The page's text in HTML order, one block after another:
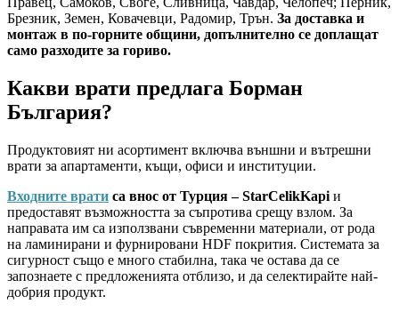
Брезник, Земен, Ковачевци, Радомир, Трън. За доставка и
монтаж в по-горните общини, допълнително се доплащат
само разходите за гориво.
Какви врати предлага Борман
България?
Продуктовият ни асортимент включва външни и вътрешни
врати за апартаменти, къщи, офиси и институции.
Входните врати са внос от Турция – StarCelikKapi и
предоставят възможността за съпротива срещу взлом. За
направата им са използвани съвременни материали, от рода
на ламинирани и фурнировани HDF покрития. Системата за
сигурност също е много стабилна, така че остава да се
запознаете с предложенията отблизо, и да селектирайте най-
добрия продукт.